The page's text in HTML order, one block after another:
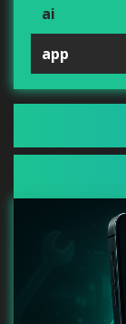
ai
app